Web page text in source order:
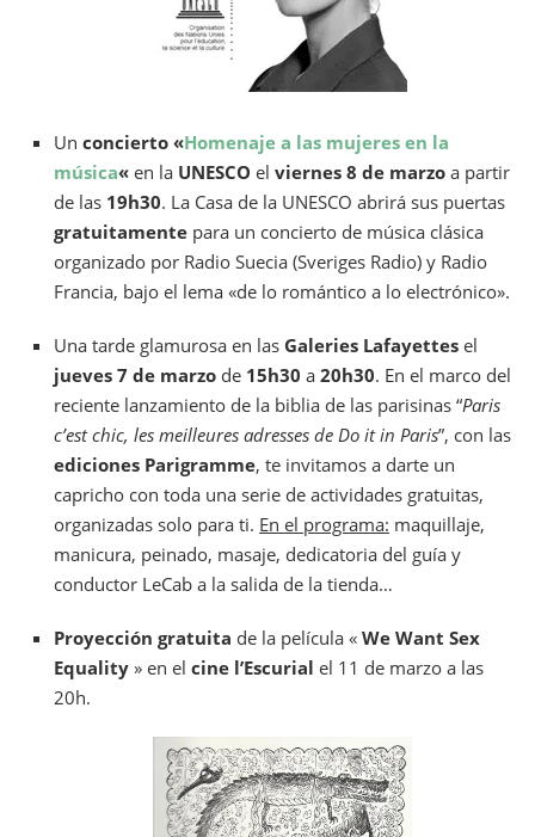
Un concierto «Homenaje a las mujeres en la
música« en la UNESCO el viernes 8 de marzo a partir
de las 19h30. La Casa de la UNESCO abrirá sus puertas
gratuitamente para un concierto de música clásica
organizado por Radio Suecia (Sveriges Radio) y Radio
Francia, bajo el lema «de lo romántico a lo electrónico».
Una tarde glamurosa en las Galeries Lafayettes el
jueves 7 de marzo de 15h30 a 20h30. En el marco del
reciente lanzamiento de la biblia de las parisinas “Paris
c’est chic, les meilleures adresses de Do it in Paris”, con las
ediciones Parigramme, te invitamos a darte un
capricho con toda una serie de actividades gratuitas,
organizadas solo para ti. En el programa: maquillaje,
manicura, peinado, masaje, dedicatoria del guía y
conductor LeCab a la salida de la tienda…
Proyección gratuita de la película « We Want Sex
Equality » en el cine l’Escurial el 11 de marzo a las
20h.